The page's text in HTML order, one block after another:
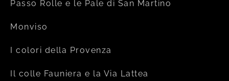
Passo Rolle e le Pale di San Martino
Monviso
I colori della Provenza
Il colle Fauniera e la Via Lattea